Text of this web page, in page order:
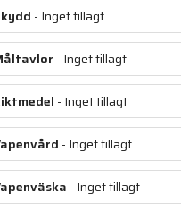
- Inget tillagt
- Inget tillagt
- Inget tillagt
- Inget tillagt
- Inget tillagt